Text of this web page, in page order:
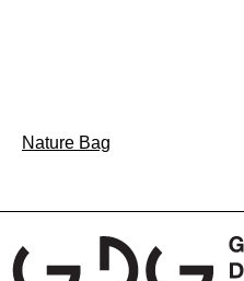
Beitragsnavigation
Nature Bag